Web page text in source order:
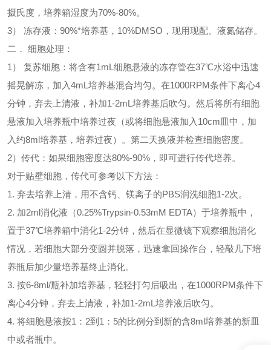
摄氏度，培养箱湿度为70%-80%。
3） 冻存液：90%*培养基，10%DMSO，现用现配。液氮储存。
二． 细胞处理：
1） 复苏细胞：将含有1mL细胞悬液的冻存管在37℃水浴中迅速
摇晃解冻，加入4mL培养基混合均匀。在1000RPM条件下离心4
分钟，弃去上清液，补加1-2mL培养基后吹匀。然后将所有细胞
悬液加入培养瓶中培养过夜（或将细胞悬液加入10cm皿中，加
入约8ml培养基，培养过夜）。第二天换液并检查细胞密度。
2）传代：如果细胞密度达80%-90%，即可进行传代培养。
对于贴壁细胞，传代可参考以下方法：
1. 弃去培养上清，用不含钙、镁离子的PBS润洗细胞1-2次。
2. 加2ml消化液（0.25%Trypsin-0.53mM EDTA）于培养瓶中，
置于37℃培养箱中消化1-2分钟，然后在显微镜下观察细胞消化
情况，若细胞大部分变圆并脱落，迅速拿回操作台，轻敲几下培
养瓶后加少量培养基终止消化。
3. 按6-8ml/瓶补加培养基，轻轻打匀后吸出，在1000RPM条件下
离心4分钟，弃去上清液，补加1-2mL培养液后吹匀。
4. 将细胞悬液按1：2到1：5的比例分到新的含8ml培养基的新皿
中或者瓶中。